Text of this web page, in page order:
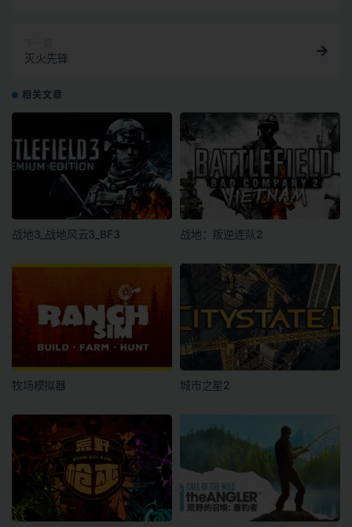
灭火先锋
相关文章
战地3_战地风云3_BF3 战地：叛逆连队2
牧场模拟器 城市之星2